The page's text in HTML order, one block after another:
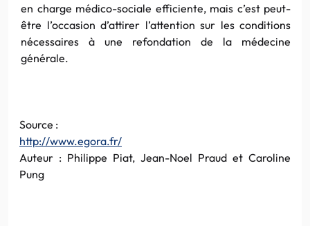
en charge médico-sociale efficiente, mais c’est peut-
être l’occasion d’attirer l’attention sur les conditions
nécessaires à une refondation de la médecine
générale.
Source :
http://www.egora.fr/
Auteur : Philippe Piat, Jean-Noel Praud et Caroline
Pung